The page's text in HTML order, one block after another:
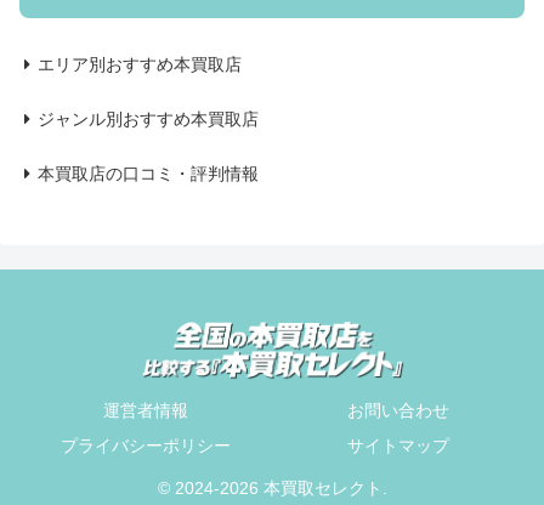
エリア別おすすめ本買取店
ジャンル別おすすめ本買取店
本買取店の口コミ・評判情報
運営者情報
お問い合わせ
プライバシーポリシー
サイトマップ
© 2024-2026 本買取セレクト.